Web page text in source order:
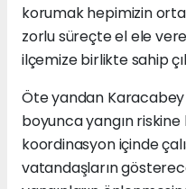
korumak hepimizin
zorlu süreçte el ele
ilçemize birlikte sahip
Öte yandan
boyunca yangın riskine
koordinasyon içinde
vatandaşların